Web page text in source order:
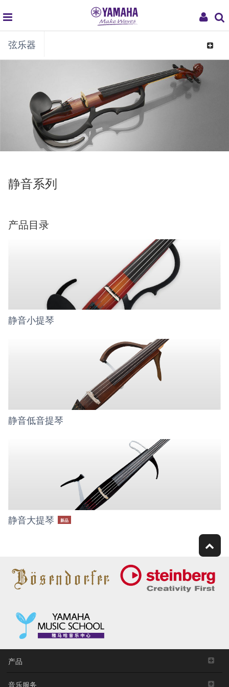
My
global
navigation
弦乐器
Toggle
静音系列
产品目录
静音小提琴
静音低音提琴
静音大提琴 新品
产品
音乐服务